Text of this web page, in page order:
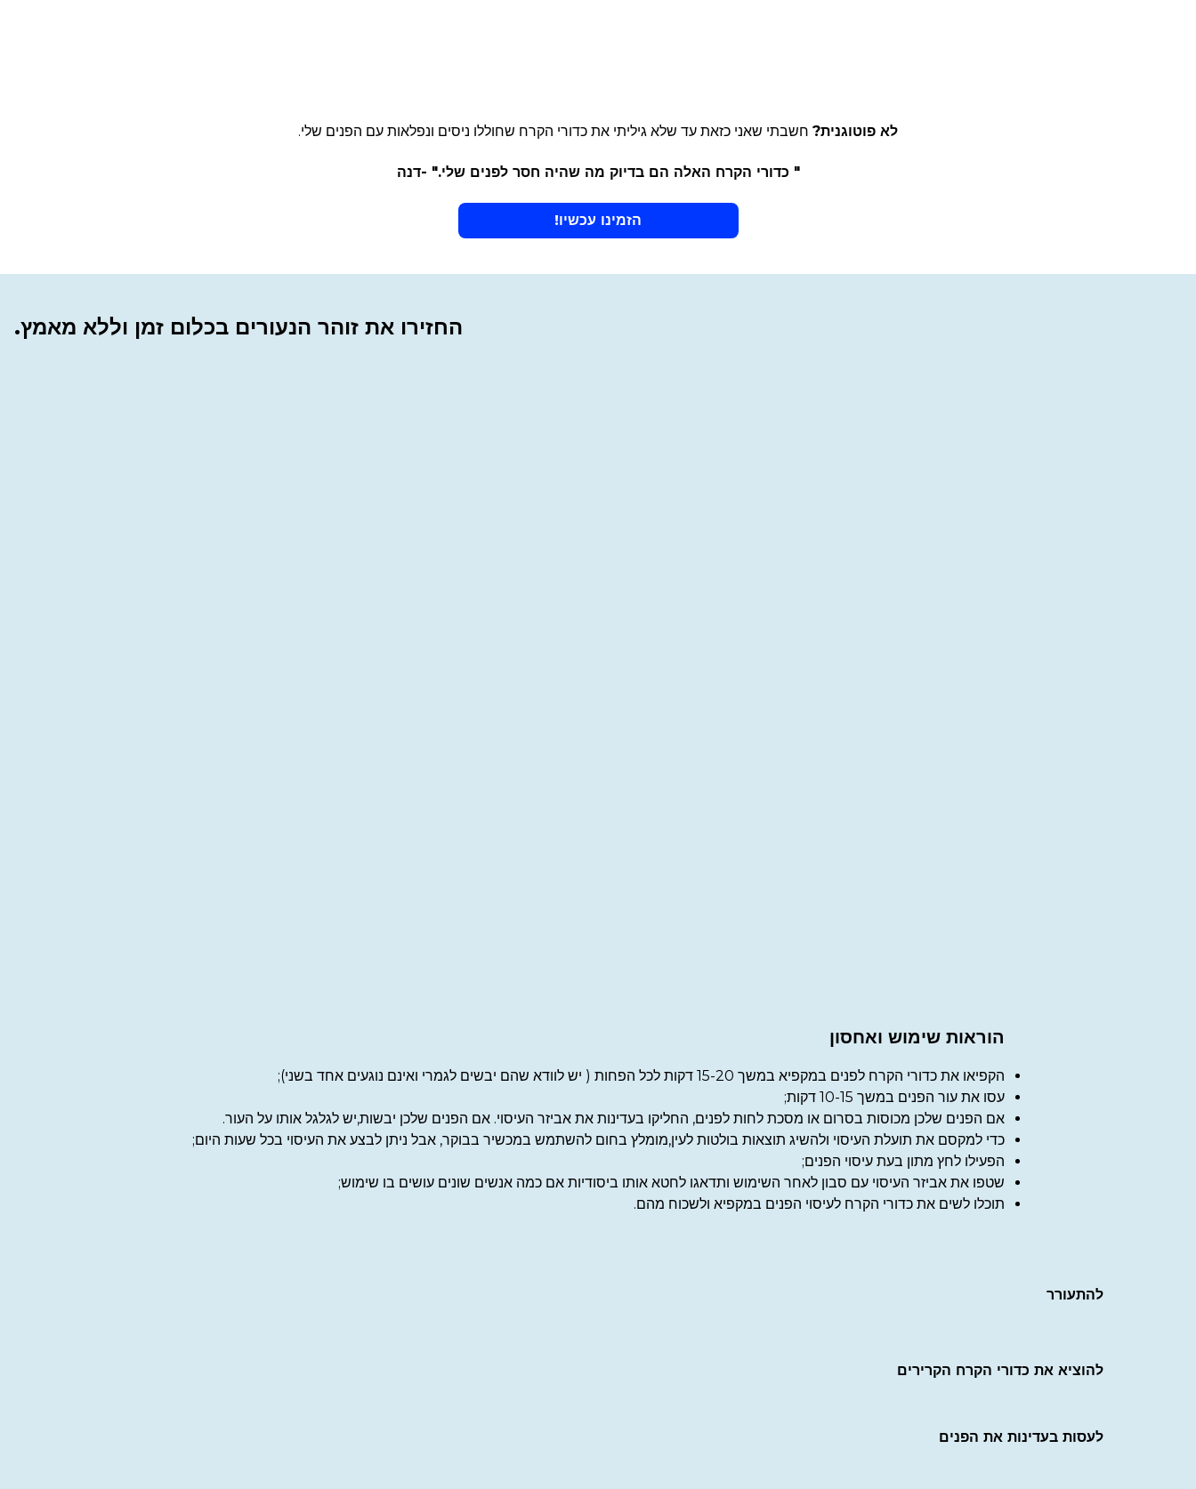
לא פוטוגנית? חשבתי שאני כזאת עד שלא גיליתי את כדורי הקרח שחוללו ניסים ונפלאות עם הפנים שלי.
" כדורי הקרח האלה הם בדיוק מה שהיה חסר לפנים שלי." -דנה
הזמינו עכשיו!
החזירו את זוהר הנעורים בכלום זמן וללא מאמץ.
הוראות שימוש ואחסון
הקפיאו את כדורי הקרח לפנים במקפיא במשך 15-20 דקות לכל הפחות ( יש לוודא שהם יבשים לגמרי ואינם נוגעים אחד בשני);
עסו את עור הפנים במשך 10-15 דקות;
אם הפנים שלכן מכוסות בסרום או מסכת לחות לפנים, החליקו בעדינות את אביזר העיסוי. אם הפנים שלכן יבשות,יש לגלגל אותו על העור.
כדי למקסם את תועלת העיסוי ולהשיג תוצאות בולטות לעין,מומלץ בחום להשתמש במכשיר בבוקר, אבל ניתן לבצע את העיסוי בכל שעות היום;
הפעילו לחץ מתון בעת עיסוי הפנים;
שטפו את אביזר העיסוי עם סבון לאחר השימוש ותדאגו לחטא אותו ביסודיות אם כמה אנשים שונים עושים בו שימוש;
תוכלו לשים את כדורי הקרח לעיסוי הפנים במקפיא ולשכוח מהם.
להתעורר
להוציא את כדורי הקרח הקרירים
לעסות בעדינות את הפנים